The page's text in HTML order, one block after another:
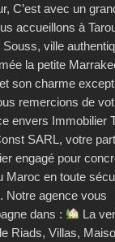
C’est avec un
accueillons à
Souss, ville
la petite
son charme
remercions de
envers Immobilier
SARL, votre
engagé pour
Maroc en toute
Notre agence vous
dans :
La
Riads, Villas,